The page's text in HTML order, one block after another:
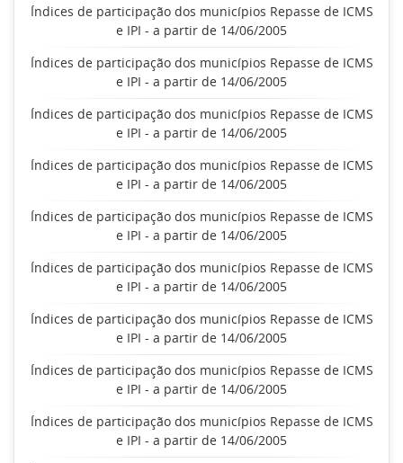
Índices de participação dos municípios Repasse de ICMS
e IPI - a partir de 14/06/2005
Índices de participação dos municípios Repasse de ICMS
e IPI - a partir de 14/06/2005
Índices de participação dos municípios Repasse de ICMS
e IPI - a partir de 14/06/2005
Índices de participação dos municípios Repasse de ICMS
e IPI - a partir de 14/06/2005
Índices de participação dos municípios Repasse de ICMS
e IPI - a partir de 14/06/2005
Índices de participação dos municípios Repasse de ICMS
e IPI - a partir de 14/06/2005
Índices de participação dos municípios Repasse de ICMS
e IPI - a partir de 14/06/2005
Índices de participação dos municípios Repasse de ICMS
e IPI - a partir de 14/06/2005
Índices de participação dos municípios Repasse de ICMS
e IPI - a partir de 14/06/2005